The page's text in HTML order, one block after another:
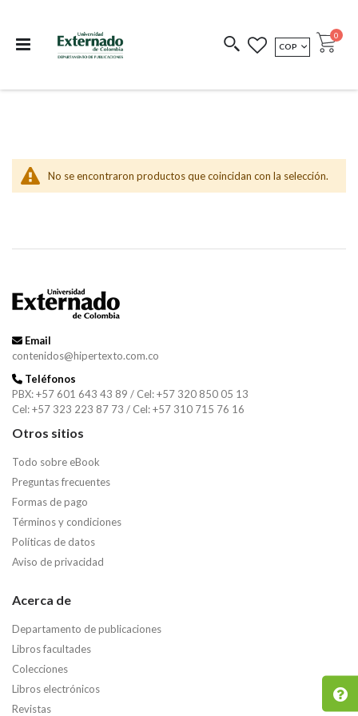
COEDICIONES REDIMIR CÓDIGO
MONEDA
COP Cart
0
No se encontraron productos que coincidan con la selección.
Email
contenidos@hipertexto.com.co
Teléfonos
PBX: +57 601 643 43 89 / Cel: +57 320 850 05 13
Cel: +57 323 223 87 73 / Cel: +57 310 715 76 16
Otros sitios
Todo sobre eBook
Preguntas frecuentes
Formas de pago
Términos y condiciones
Políticas de datos
Aviso de privacidad
Acerca de
Departamento de publicaciones
Libros facultades
Colecciones
Libros electrónicos
Revistas